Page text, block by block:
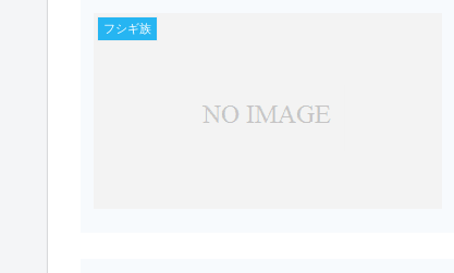
フシギ族